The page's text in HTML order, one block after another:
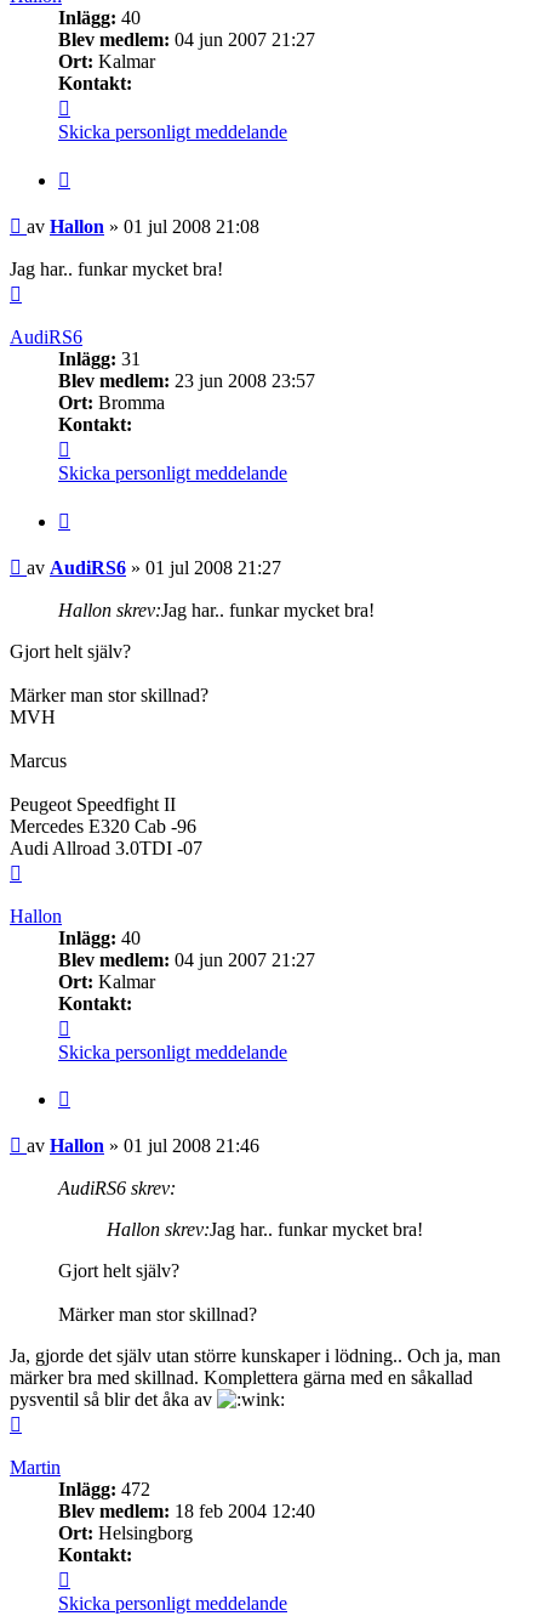
Inlägg: 40
Blev medlem: 04 jun 2007 21:27
Ort: Kalmar
Kontakt:
Hallon
Skicka personligt meddelande
Inlägg
av Hallon » 01 jul 2008 21:08
Jag har.. funkar mycket bra!
AudiRS6
Inlägg: 31
Blev medlem: 23 jun 2008 23:57
Ort: Bromma
Kontakt:
AudiRS6
Skicka personligt meddelande
Inlägg
av AudiRS6 » 01 jul 2008 21:27
Hallon skrev:Jag har.. funkar mycket bra!
Gjort helt själv?
Märker man stor skillnad?
MVH
Marcus
Peugeot Speedfight II
Mercedes E320 Cab -96
Audi Allroad 3.0TDI -07
Hallon
Inlägg: 40
Blev medlem: 04 jun 2007 21:27
Ort: Kalmar
Kontakt:
Hallon
Skicka personligt meddelande
Inlägg
av Hallon » 01 jul 2008 21:46
AudiRS6 skrev:
Hallon skrev:Jag har.. funkar mycket bra!
Gjort helt själv?
Märker man stor skillnad?
Ja, gjorde det själv utan större kunskaper i lödning.. Och ja, man
märker bra med skillnad. Komplettera gärna med en såkallad
pysventil så blir det åka av
Martin
Inlägg: 472
Blev medlem: 18 feb 2004 12:40
Ort: Helsingborg
Kontakt:
Martin
Skicka personligt meddelande